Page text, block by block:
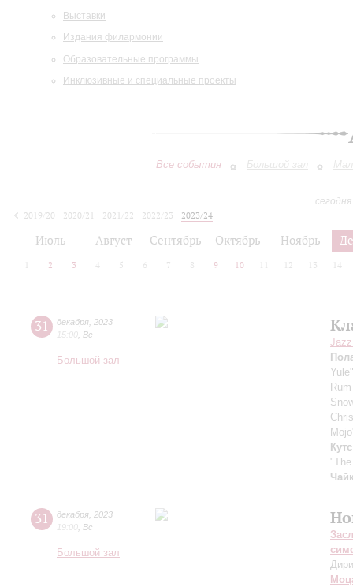
Выставки
Издания филармонии
Образовательные программы
Инклюзивные и специальные проекты
Все события Большой зал
2019/20
2020/21 2021/22 2022/23
2023/24
Июль Август Сентябрь Октябрь Ноябрь
2 3 4 5 6 7 8 9 10 12 13 14
31 декабря 2023
15:00 Вс
Большой зал
31 декабря 2023
19:00 Вс
Большой зал